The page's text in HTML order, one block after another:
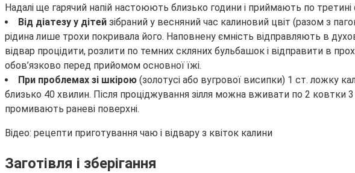
Надалі ще гарячий напій настоюють близько години і приймають по
Від діатезу у дітей зібраний у весняний час калиновий цвіт (разом з
рідина лише трохи покривала його. Наповнену ємність відправляють в
відвар процідити, розлити по темних скляних бульбашок і відправити в
обов’язково перед прийомом основної їжі.
При проблемах зі шкірою (золотусі або вугрової висипки) 1 ст. ложку
близько 40 хвилин. Після проціджування зілля можна вживати по 2
промивають раневі поверхні.
Відео: рецепти приготування чаю і відвару з квіток калини
Заготівля і зберігання